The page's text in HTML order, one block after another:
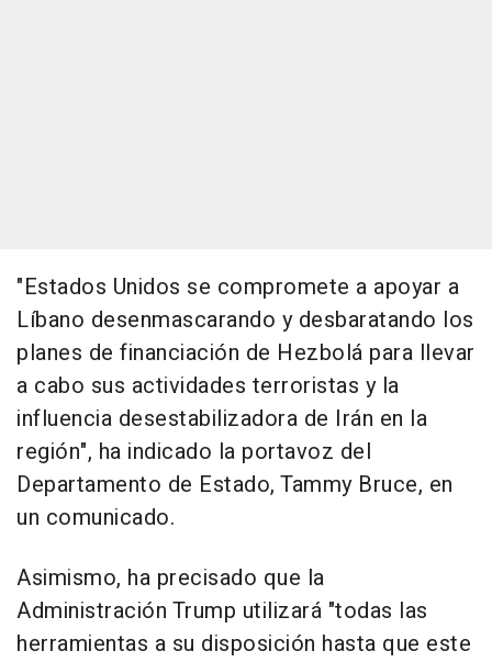
"Estados Unidos se compromete a apoyar a
Líbano desenmascarando y desbaratando los
planes de financiación de Hezbolá para llevar
a cabo sus actividades terroristas y la
influencia desestabilizadora de Irán en la
región", ha indicado la portavoz del
Departamento de Estado, Tammy Bruce, en
un comunicado.
Asimismo, ha precisado que la
Administración Trump utilizará "todas las
herramientas a su disposición hasta que este